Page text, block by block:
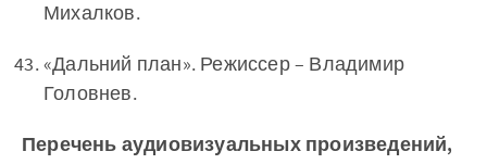
Михалков.
«Дальний план». Режиссер – Владимир
Головнев.
Перечень аудиовизуальных произведений,